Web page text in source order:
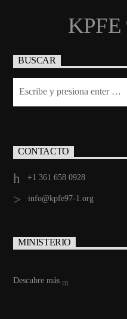
KPFE
BUSCAR
CONTACTO
+1 361 658 0928
info@kpfe97-1.org
MINISTERIO
Descubre más